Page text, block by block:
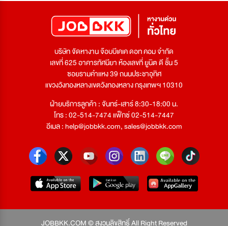
บริษัท จัดหางาน จ๊อบบีเคเค ดอท คอม จำกัด
เลขที่ 625 อาคารทัศนียา ห้องเลขที่ ยูนิต ดี ชั้น 5
ซอยรามคำแหง 39 ถนนประชาอุทิศ
แขวงวังทองหลางเขตวังทองหลาง กรุงเทพฯ 10310
ฝ่ายบริการลูกค้า : จันทร์-เสาร์ 8:30-18:00 น.
โทร : 02-514-7474 แฟ็กซ์ 02-514-7447
อีเมล :help@jobbkk.com,sales@jobbkk.com
JOBBKK.COM © สงวนลิขสิทธิ์ All Right Reserved